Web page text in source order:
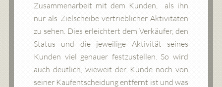
Zusammenarbeit mit dem Kunden, als ihn
nur als Zielscheibe vertrieblicher Aktivitäten
zu sehen. Dies erleichtert dem Verkäufer, den
Status und die jeweilige Aktivität seines
Kunden viel genauer festzustellen. So wird
auch deutlich, wieweit der Kunde noch von
seiner Kaufentscheidung entfernt ist und was